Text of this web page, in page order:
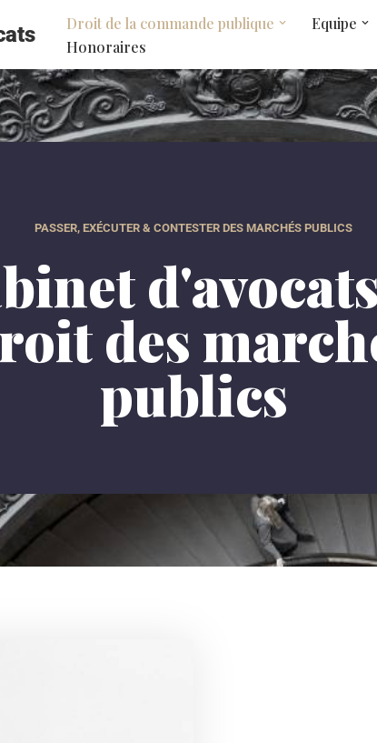
Droit de la commande publique Equipe
Honoraires
PASSER, EXÉCUTER & CONTESTER DES MARCHÉS PUBLICS
des
publics